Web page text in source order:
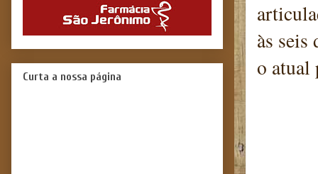
às seis
o atual
Curta a nossa página